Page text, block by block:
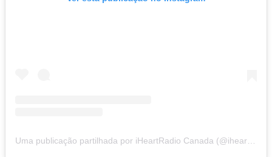
Uma publicação partilhada por iHeartRadio Canada (@iheartradioca)